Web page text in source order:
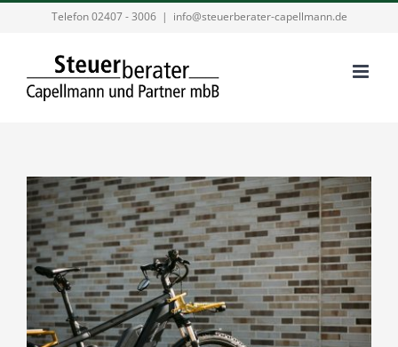
Telefon 02407 - 3006 | info@steuerberater-capellmann.de